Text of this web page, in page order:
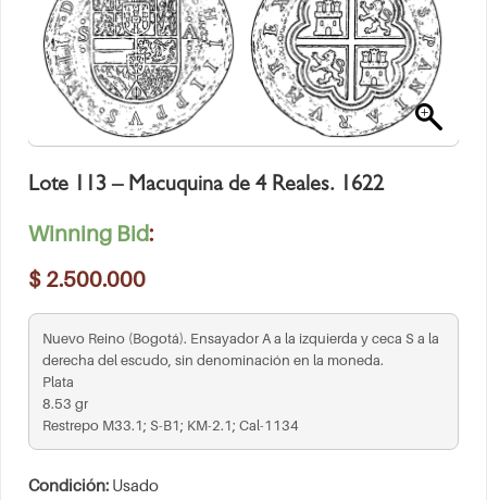
Lote 113 – Macuquina de 4 Reales. 1622
Winning Bid:
$ 2.500.000
Nuevo Reino (Bogotá). Ensayador A a la izquierda y ceca S a la
derecha del escudo, sin denominación en la moneda.
Plata
8.53 gr
Restrepo M33.1; S-B1; KM-2.1; Cal-1134
Condición: Usado